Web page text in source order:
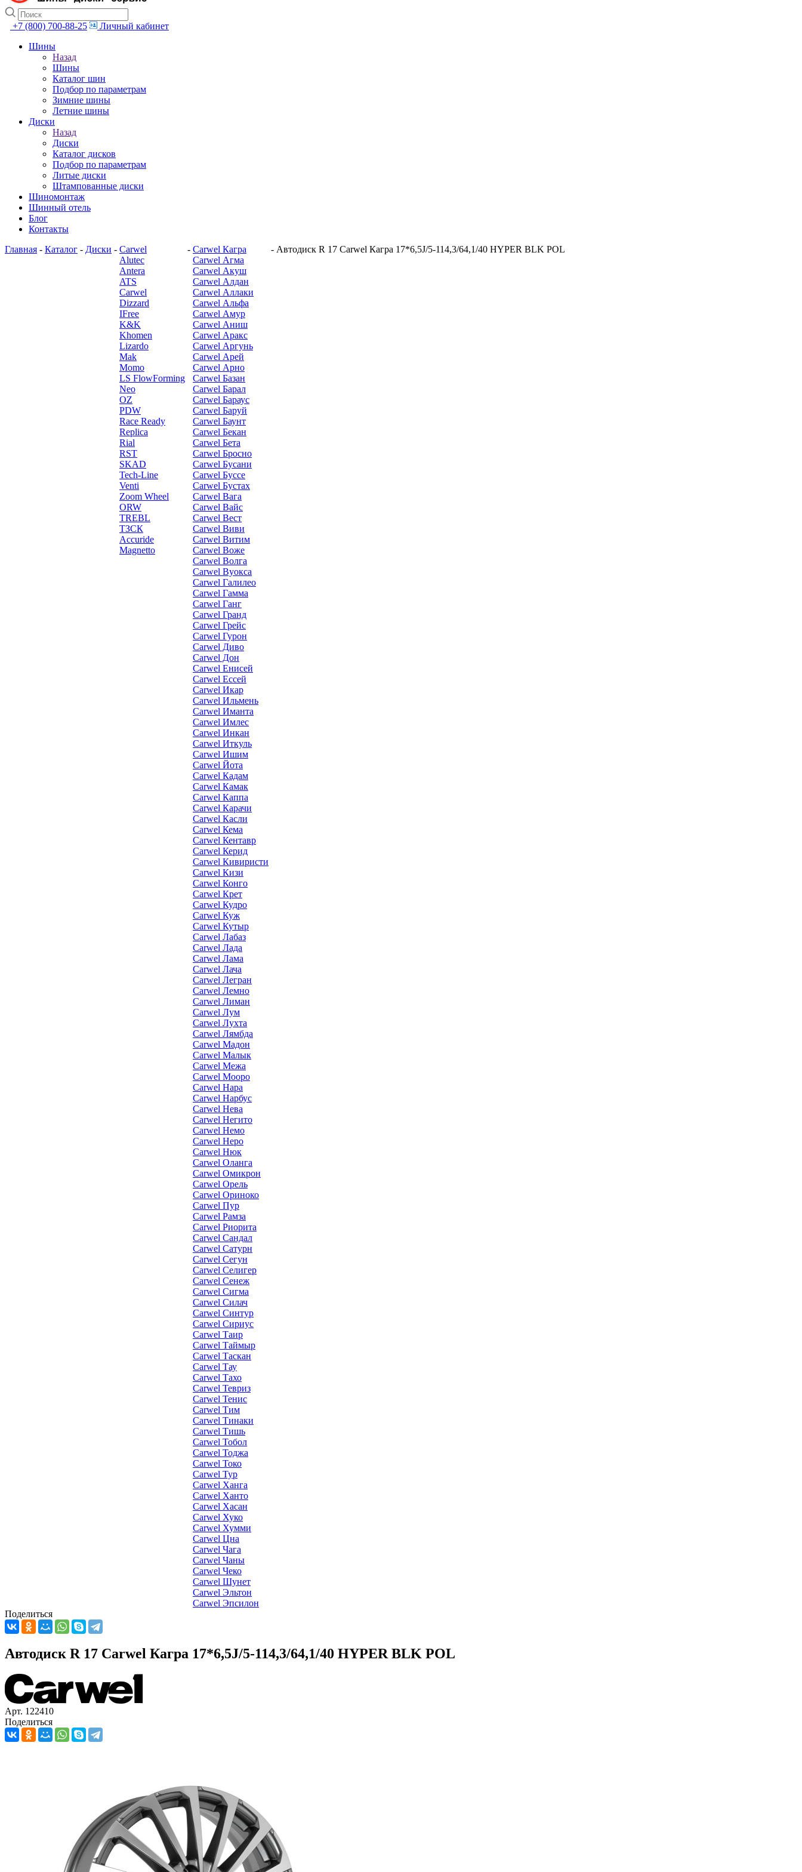
+7 (800) 700-88-25
Личный кабинет
Шины
Назад
Шины
Каталог шин
Подбор по параметрам
Зимние шины
Летние шины
Диски
Назад
Диски
Каталог дисков
Подбор по параметрам
Литые диски
Штампованные диски
Шиномонтаж
Шинный отель
Блог
Контакты
Главная - Каталог - Диски - Carwel
Alutec
Antera
ATS
Carwel
Dizzard
IFree
K&K
Khomen
Lizardo
Mak
Momo
LS FlowForming
Neo
OZ
PDW
Race Ready
Replica
Rial
RST
SKAD
Tech-Line
Venti
Zoom Wheel
ORW
TREBL
ТЗСК
Accuride
Magnetto
- Carwel Кагра
Carwel Агма
Carwel Акуш
Carwel Алдан
Carwel Аллаки
Carwel Альфа
Carwel Амур
Carwel Аниш
Carwel Аракс
Carwel Аргунь
Carwel Арей
Carwel Арно
Carwel Базан
Carwel Барал
Carwel Бараус
Carwel Баруй
Carwel Баунт
Carwel Бекан
Carwel Бета
Carwel Бросно
Carwel Бусани
Carwel Буссе
Carwel Бустах
Carwel Вага
Carwel Вайс
Carwel Вест
Carwel Виви
Carwel Витим
Carwel Воже
Carwel Волга
Carwel Вуокса
Carwel Галилео
Carwel Гамма
Carwel Ганг
Carwel Гранд
Carwel Грейс
Carwel Гурон
Carwel Диво
Carwel Дон
Carwel Енисей
Carwel Ессей
Carwel Икар
Carwel Ильмень
Carwel Иманта
Carwel Имлес
Carwel Инкан
Carwel Иткуль
Carwel Ишим
Carwel Йота
Carwel Кадам
Carwel Камак
Carwel Каппа
Carwel Карачи
Carwel Касли
Carwel Кема
Carwel Кентавр
Carwel Керид
Carwel Кивиристи
Carwel Кизи
Carwel Конго
Carwel Крет
Carwel Кудро
Carwel Куж
Carwel Кутыр
Carwel Лабаз
Carwel Лада
Carwel Лама
Carwel Лача
Carwel Легран
Carwel Лемно
Carwel Лиман
Carwel Лум
Carwel Лухта
Carwel Лямбда
Carwel Мадон
Carwel Малык
Carwel Межа
Carwel Мооро
Carwel Нара
Carwel Нарбус
Carwel Нева
Carwel Негито
Carwel Немо
Carwel Неро
Carwel Нюк
Carwel Оланга
Carwel Омикрон
Carwel Орель
Carwel Ориноко
Carwel Пур
Carwel Рамза
Carwel Риорита
Carwel Сандал
Carwel Сатурн
Carwel Сегун
Carwel Селигер
Carwel Сенеж
Carwel Сигма
Carwel Силач
Carwel Синтур
Carwel Сириус
Carwel Таир
Carwel Таймыр
Carwel Таскан
Carwel Тау
Carwel Тахо
Carwel Тевриз
Carwel Тенис
Carwel Тим
Carwel Тинаки
Carwel Тишь
Carwel Тобол
Carwel Тоджа
Carwel Токо
Carwel Тур
Carwel Ханга
Carwel Ханто
Carwel Хасан
Carwel Хуко
Carwel Хумми
Carwel Цна
Carwel Чага
Carwel Чаны
Carwel Чеко
Carwel Шунет
Carwel Эльтон
Carwel Эпсилон
- Автодиск R 17 Carwel Кагра 17*6,5J/5-114,3/64,1/40 HYPER BLK POL
Поделиться
Автодиск R 17 Carwel Кагра 17*6,5J/5-114,3/64,1/40 HYPER BLK POL
Арт. 122410
Поделиться